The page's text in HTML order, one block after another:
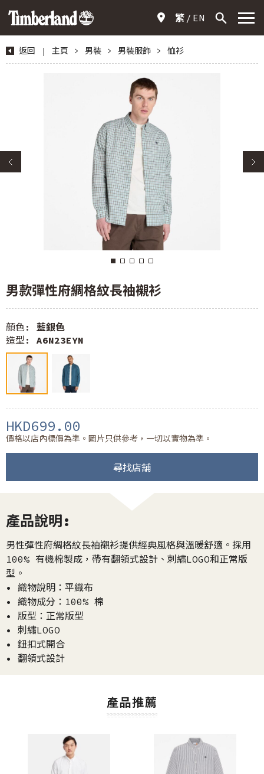
繁 EN
返回 | 主頁 > 男裝 > 男裝服飾 > 恤衫
男款彈性府綢格紋長袖襯衫
顏色: 藍銀色
造型: A6N23EYN
HKD699.00
價格以店內標價為準。圖片只供參考，一切以實物為準。
尋找店舖
產品說明:
男性彈性府綢格紋長袖襯衫提供經典風格與溫暖舒適。採用
100% 有機棉製成，帶有翻領式設計、刺繡LOGO和正常版
型。
• 織物說明：平織布
• 織物成分：100% 棉
• 版型：正常版型
• 刺繡LOGO
• 鈕扣式開合
• 翻領式設計
產品推薦